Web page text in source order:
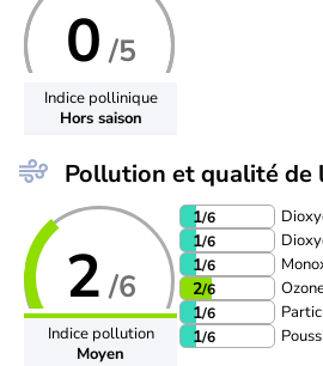
0 /5
Indice pollinique
Hors saison
Pollution et qualité de
2 /6
Indice pollution
Moyen
1/6
1/6
1/6
2/6
1/6
1/6